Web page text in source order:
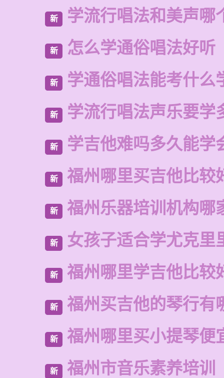
新 学流行唱法和美声哪
新 怎么学通俗唱法好听
新 学通俗唱法能考什么
新 学流行唱法声乐要学
新 学吉他难吗多久能学
新 福州哪里买吉他比较
新 福州乐器培训机构哪
新 女孩子适合学尤克里
新 福州哪里学吉他比较
新 福州买吉他的琴行有
新 福州哪里买小提琴便
新 福州市音乐素养培训